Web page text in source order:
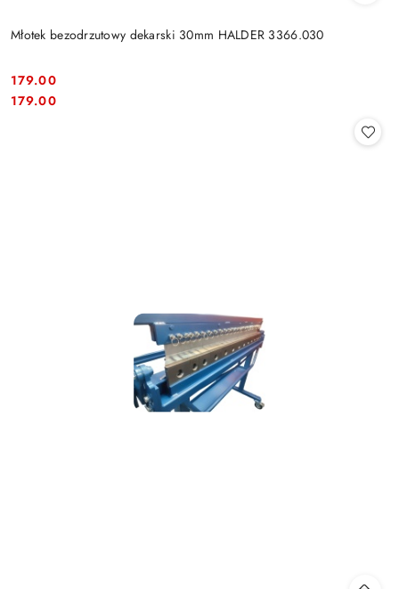
Młotek bezodrzutowy dekarski 30mm HALDER 3366.030
Cena:
179.00
Cena:
179.00